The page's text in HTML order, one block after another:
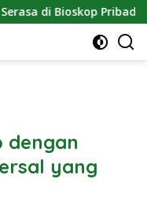
Pribadi Rumah
dengan
yang